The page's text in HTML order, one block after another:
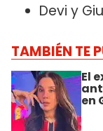
Devi y
TAMBIÉN TE
El
en